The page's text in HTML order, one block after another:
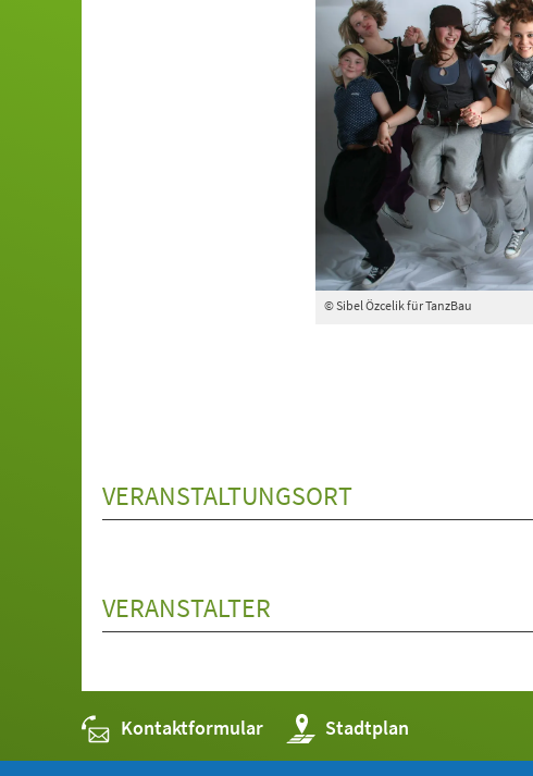
© Sibel Özcelik für TanzBau
VERANSTALTUNGSORT
VERANSTALTER
Kontaktformular Stadtplan
(Öffnet
in
einem